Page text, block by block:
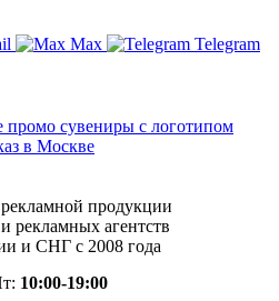
Max
Telegram
продукции
рекламных агентств
и СНГ с 2008 года
10:00-19:00